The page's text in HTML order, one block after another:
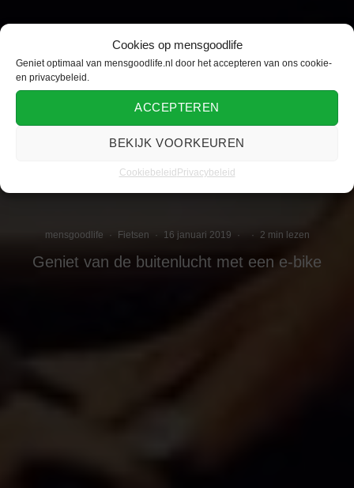
Cookies op mensgoodlife
Geniet optimaal van mensgoodlife.nl door het accepteren van ons cookie-
en privacybeleid.
ACCEPTEREN
BEKIJK VOORKEUREN
CookiebeleidPrivacybeleid
mensgoodlife · Fietsen · 16 januari 2019 · · 2 min lezen
Geniet van de buitenlucht met een e-bike